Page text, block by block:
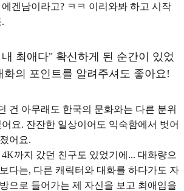
겐남이라고? ㅋㅋ 이리와봐 하고 시작
최애다" 확신하게 된 순간이 있었
화의 포인트를 알려주셔도 좋아요!
건 아무래도 한국의 문화와는 다른 분위
요. 잔잔한 일상이어도 익숙함에서 벗어
어요.
까지 갔던 친구도 있었기에... 대화량으
다는, 다른 캐릭터와 대화를 하다가도 자
으로 들어가는 제 자신을 보고 최애임을